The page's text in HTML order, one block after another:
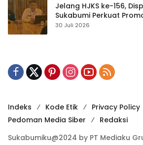
Jelang HJKS ke-156,
Sukabumi Perkuat
Publikasi Digital
30 Juli 2026
Indeks Kode Etik Privacy Policy
Pedoman Media Siber
Redaksi
Sukabumiku@2024 by PT Mediaku